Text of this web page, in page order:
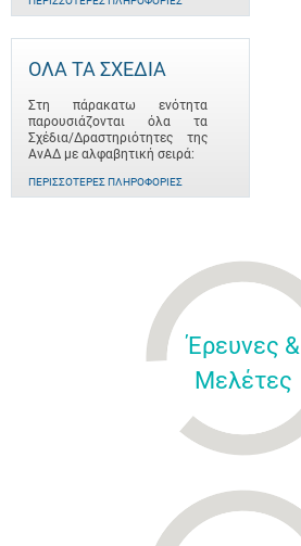
ΟΛΑ ΤΑ ΣΧΕΔΙΑ
Στη πάρακατω ενότητα
παρουσιάζονται όλα τα
Σχέδια/Δραστηριότητες της
ΑνΑΔ με αλφαβητική σειρά:
ΠΕΡΙΣΣΌΤΕΡΕΣ ΠΛΗΡΟΦΟΡΊΕΣ
Έρευνες &
Μελέτες